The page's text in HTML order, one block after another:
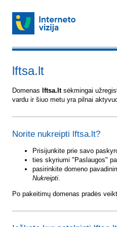
lftsa.lt
Domenas lftsa.ltsėkmingai
vardu ir šiuo metu yra pilnai
Norite nukreipti lftsa.lt?
Prisijunkite prie savo
ties skyriumi "Paslaugos"
pasirinkite domeno
Nukreipti.
Po pakeitimų domenas pradės